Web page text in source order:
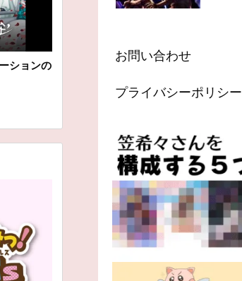
ションの
お問い合わせ
プライバシーポリシー